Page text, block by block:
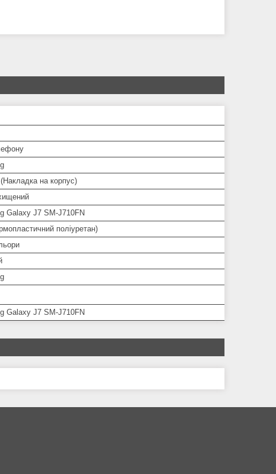
на корпус)
Galaxy J7 SM-J710FN
поліуретан)
Galaxy J7 SM-J710FN